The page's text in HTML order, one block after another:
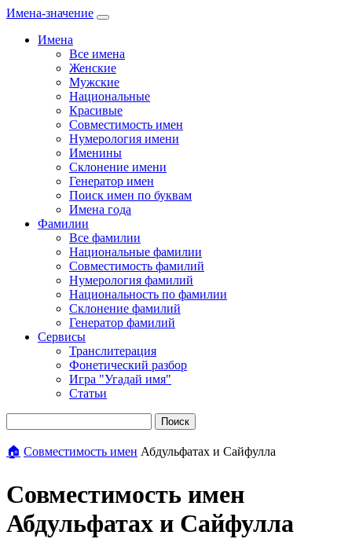
Имена-значение
Имена
Все имена
Женские
Мужские
Национальные
Красивые
Совместимость имен
Нумерология имени
Именины
Склонение имени
Генератор имен
Поиск имен по буквам
Имена года
Фамилии
Все фамилии
Национальные фамилии
Совместимость фамилий
Нумерология фамилий
Национальность по фамилии
Склонение фамилий
Генератор фамилий
Сервисы
Транслитерация
Фонетический разбор
Игра "Угадай имя"
Статьи
Поиск
🏠 Совместимость имен Абдульфатах и Сайфулла
Совместимость имен
Абдульфатах и Сайфулла